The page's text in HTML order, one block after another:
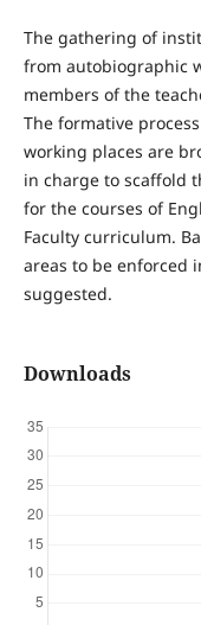
The gathering of
from autobiographic
members of the
The formative
working places are
in charge to scaffold
for the courses of
Faculty curriculum.
areas to be enforced
suggested.
Downloads